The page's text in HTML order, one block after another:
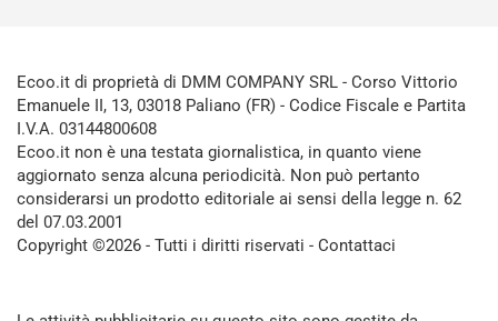
Ecoo.it di proprietà di DMM COMPANY SRL - Corso Vittorio
Emanuele II, 13, 03018 Paliano (FR) - Codice Fiscale e Partita
I.V.A. 03144800608
Ecoo.it non è una testata giornalistica, in quanto viene
aggiornato senza alcuna periodicità. Non può pertanto
considerarsi un prodotto editoriale ai sensi della legge n. 62
del 07.03.2001
Copyright ©2026 - Tutti i diritti riservati - Contattaci